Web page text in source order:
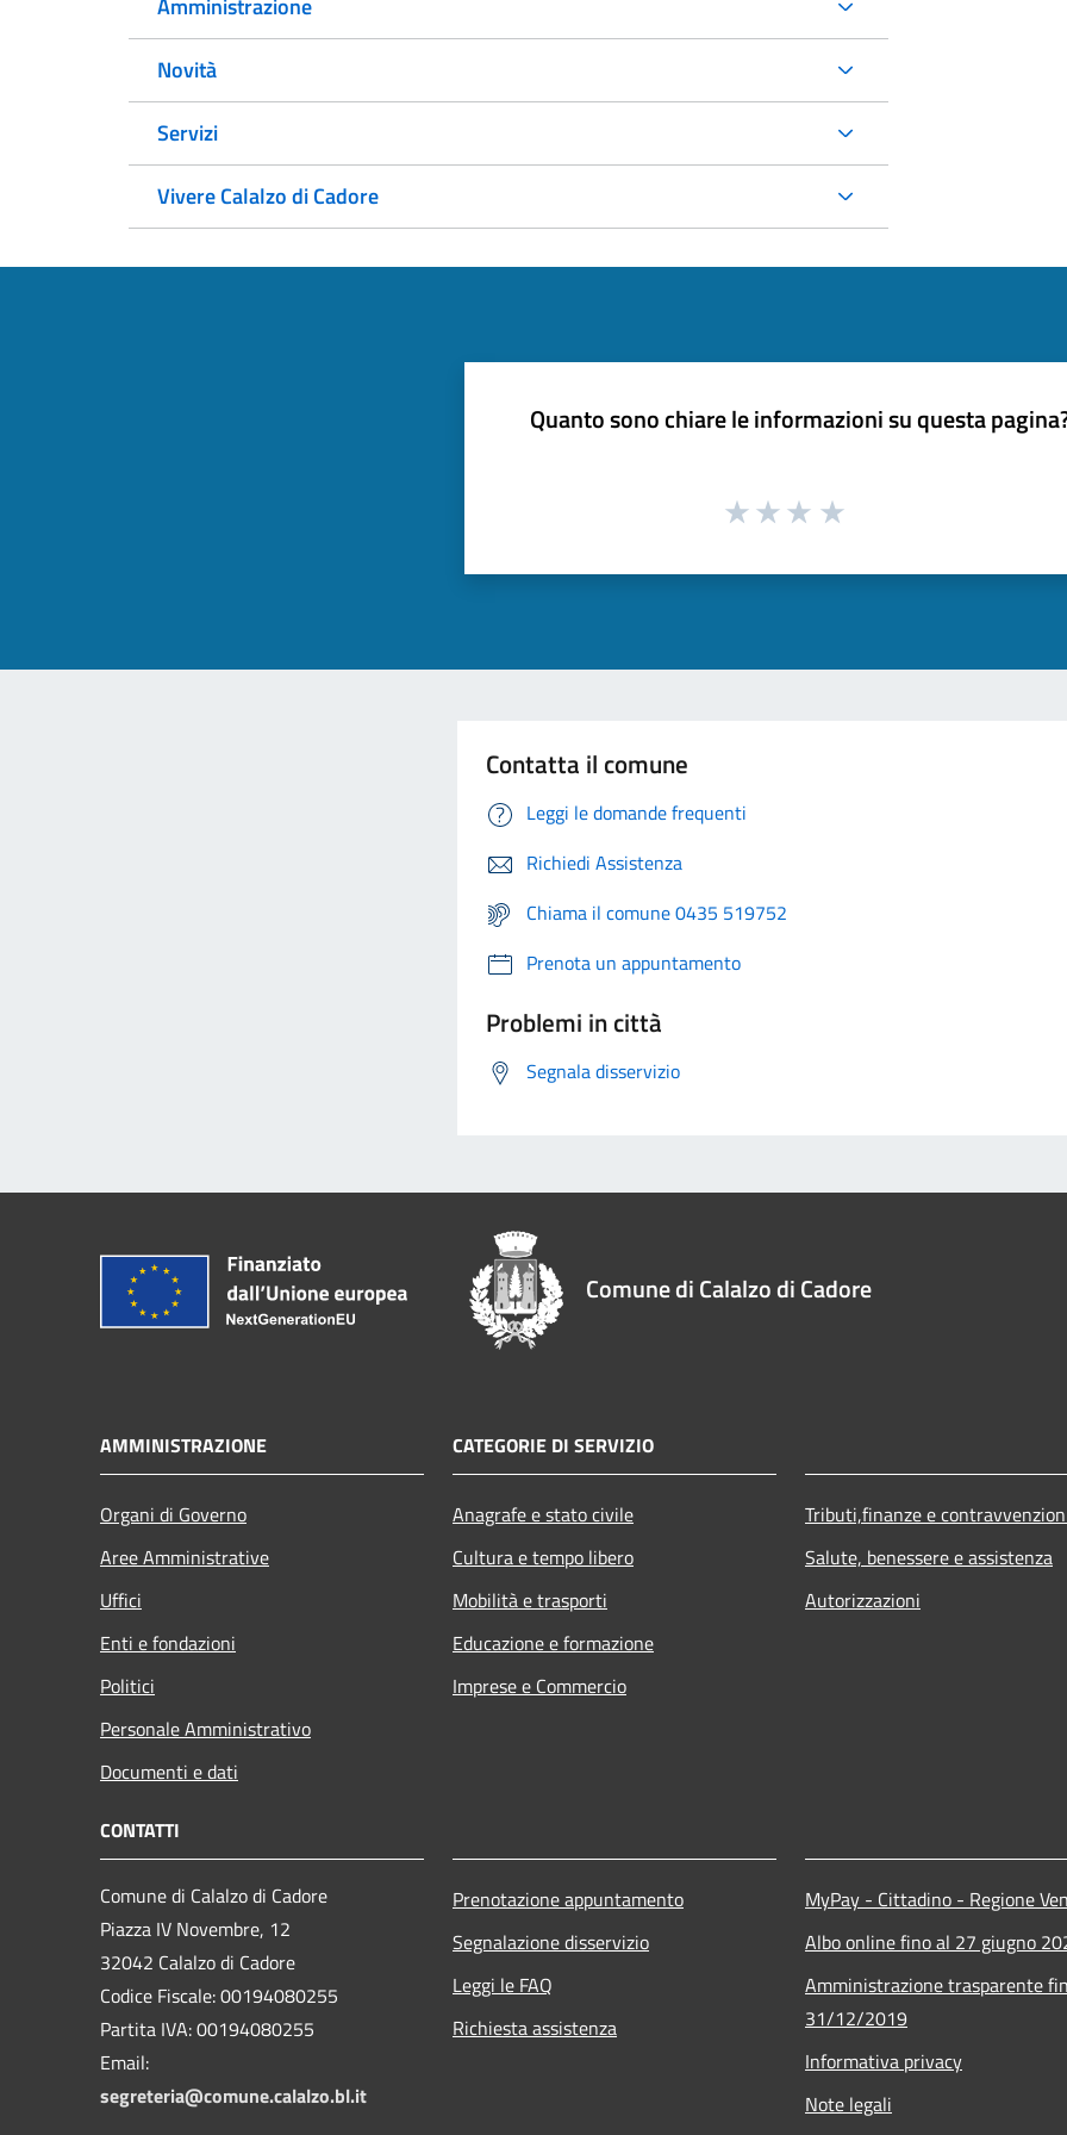
Amministrazione
Novità
Servizi
Vivere Calalzo di Cadore
Quanto sono chiare le informazioni su questa
Contatta il comune
Leggi le domande frequenti
Richiedi Assistenza
Chiama il comune 0435 519752
Prenota un appuntamento
Problemi in città
Segnala disservizio
Comune di Calalzo di Cadore
AMMINISTRAZIONE
Organi di Governo
Aree Amministrative
Uffici
Enti e fondazioni
Politici
Personale Amministrativo
Documenti e dati
CATEGORIE DI SERVIZIO
Anagrafe e stato civile
Cultura e tempo libero
Mobilità e trasporti
Educazione e formazione
Imprese e Commercio
Tributi,finanze e
Salute, benessere e assistenza
Autorizzazioni
CONTATTI
Comune di Calalzo di Cadore
Piazza IV Novembre, 12
32042 Calalzo di Cadore
Codice Fiscale: 00194080255
Partita IVA: 00194080255
Email:
segreteria@comune.calalzo.bl.it
Prenotazione appuntamento
Segnalazione disservizio
Leggi le FAQ
Richiesta assistenza
MyPay - Cittadino - Regione
Albo online fino al 27 giugno
Amministrazione trasparente
31/12/2019
Informativa privacy
Note legali